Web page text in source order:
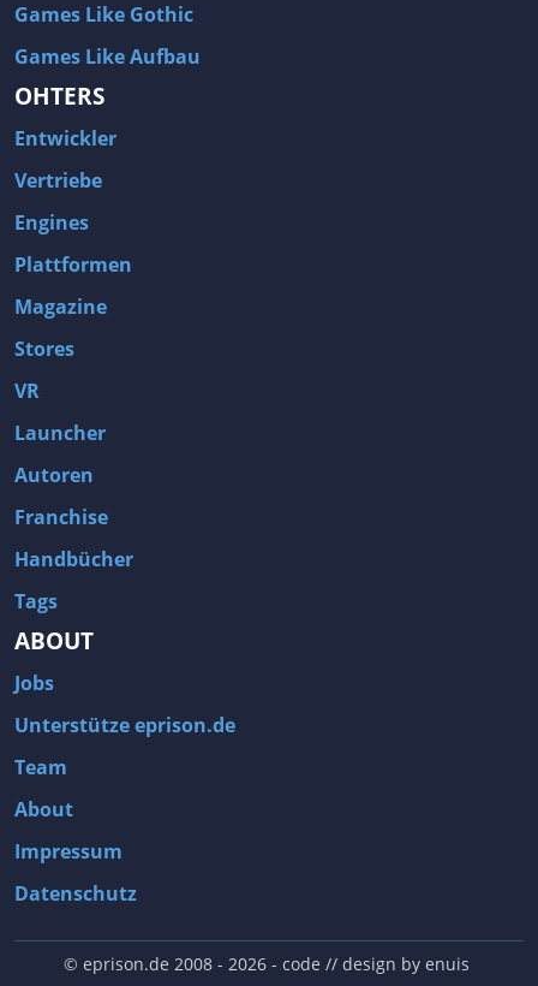
Games Like Gothic
Games Like Aufbau
OHTERS
Entwickler
Vertriebe
Engines
Plattformen
Magazine
Stores
VR
Launcher
Autoren
Franchise
Handbücher
Tags
ABOUT
Jobs
Unterstütze eprison.de
Team
About
Impressum
Datenschutz
© eprison.de 2008 - 2026- code // design by enuis